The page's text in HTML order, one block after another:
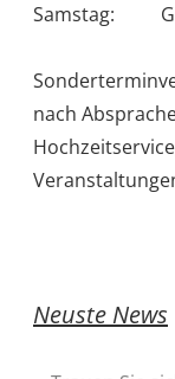
Samstag:
nach
Neuste News